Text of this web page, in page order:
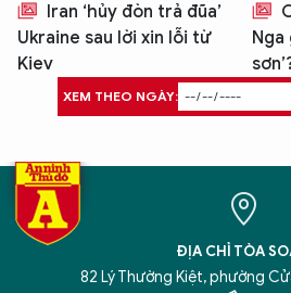
Iran ‘hủy đòn trả đũa’
Ukraine sau lời xin lỗi từ
Kiev
Nga
XEM THEO NGÀY:
ĐỊA CHỈ TÒA
82 Lý Thường Kiệt, phường